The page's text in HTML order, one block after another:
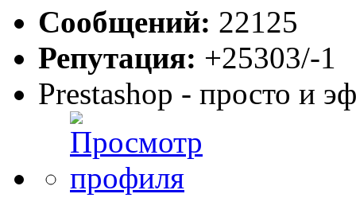
Сообщений: 22125
Репутация: +25303/-1
Prestashop - просто и